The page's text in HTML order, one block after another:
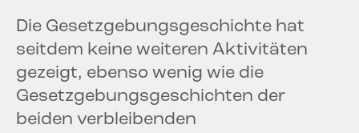
Die Gesetzgebungsgeschichte hat
seitdem keine weiteren Aktivitäten
gezeigt, ebenso wenig wie die
Gesetzgebungsgeschichten der
beiden verbleibenden